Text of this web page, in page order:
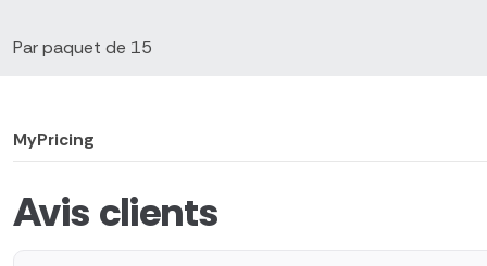
Par paquet de 15
MyPricing
Avis clients